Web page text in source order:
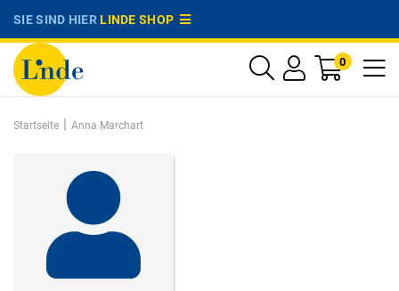
SIE SIND HIERLINDE SHOP
0
Startseite | Anna Marchart